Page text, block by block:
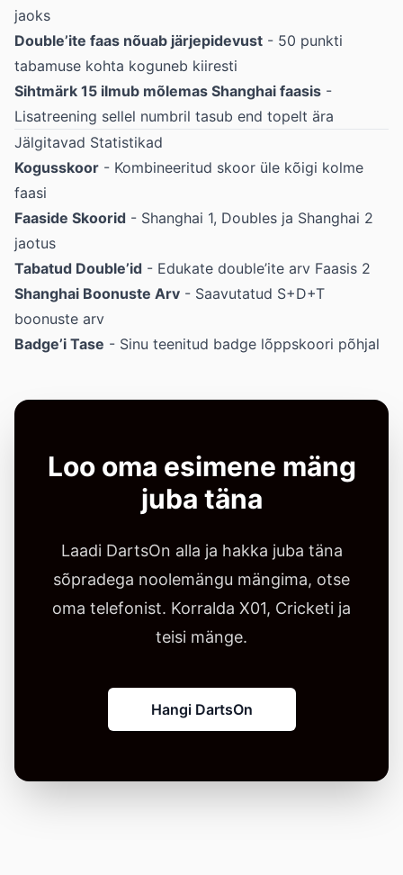
jaoks
Double’ite faas nõuab järjepidevust - 50 punkti
tabamuse kohta koguneb kiiresti
Sihtmärk 15 ilmub mõlemas Shanghai faasis -
Lisatreening sellel numbril tasub end topelt ära
Jälgitavad Statistikad
Kogusskoor - Kombineeritud skoor üle kõigi kolme
faasi
Faaside Skoorid - Shanghai 1, Doubles ja Shanghai 2
jaotus
Tabatud Double’id - Edukate double’ite arv Faasis 2
Shanghai Boonuste Arv - Saavutatud S+D+T
boonuste arv
Badge’i Tase - Sinu teenitud badge lõppskoori põhjal
Loo oma esimene mäng
juba täna
Laadi DartsOn alla ja hakka juba täna
sõpradega noolemängu mängima, otse
oma telefonist. Korralda X01, Cricketi ja
teisi mänge.
Hangi DartsOn